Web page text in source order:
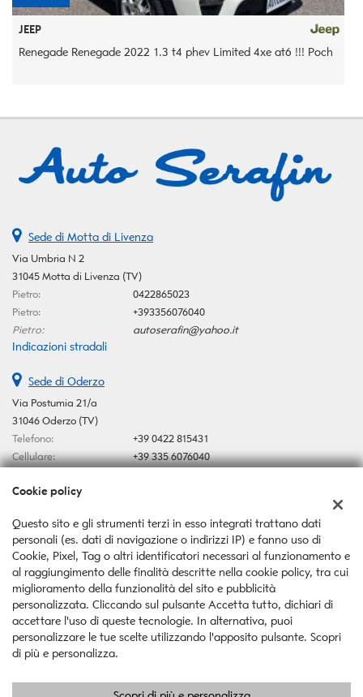
JEEP
Renegade Renegade 2022 1.3 t4 phev Limited 4xe at6 !!! Poch
Sede di Motta di Livenza
Via Umbria N 2
31045 Motta di Livenza (TV)
Pietro:
0422865023
Pietro:
+393356076040
Pietro:
autoserafin@yahoo.it
Indicazioni stradali
Sede di Oderzo
Via Postumia 21/a
31046 Oderzo (TV)
Telefono:
+39 0422 815431
Cellulare:
+39 335 6076040
Indicazioni stradali
Dati fiscali:
Auto Serafin Snc
Via Postumia 21/a, Oderzo (TV)
C.F/P.IVA:03546370267
Registro delle imprese:TV
Cookie policy
Questo sito e gli strumenti terzi in esso integrati trattano dati
personali (es. dati di navigazione o indirizzi IP) e fanno uso di
Cookie, Pixel, Tag o altri identificatori necessari al funzionamento e
al raggiungimento delle finalità descritte nella cookie policy, tra cui
miglioramento della funzionalità del sito e pubblicità
personalizzata. Cliccando sul pulsante Accetta tutto, dichiari di
accettare l'uso di queste tecnologie. In alternativa, puoi
personalizzare le tue scelte utilizzando l'apposito pulsante. Scopri
di più e personalizza.